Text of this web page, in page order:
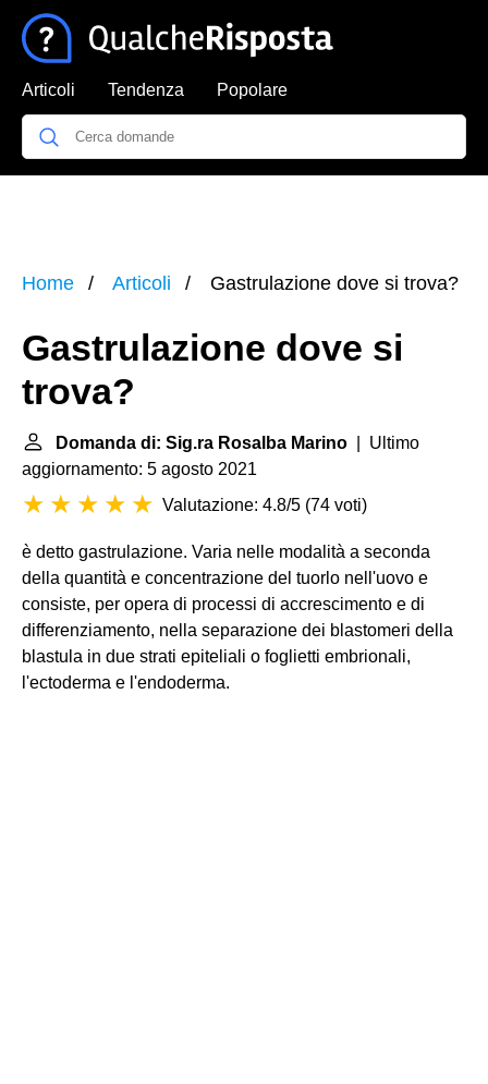
Articoli Tendenza Popolare
Home Articoli Gastrulazione dove si trova?
Gastrulazione dove si
trova?
Domanda di: Sig.ra Rosalba Marino | Ultimo
aggiornamento: 5 agosto 2021
Valutazione: 4.8/5 (74 voti)
è detto gastrulazione. Varia nelle modalità a seconda
della quantità e concentrazione del tuorlo nell'uovo e
consiste, per opera di processi di accrescimento e di
differenziamento, nella separazione dei blastomeri della
blastula in due strati epiteliali o foglietti embrionali,
l'ectoderma e l'endoderma.